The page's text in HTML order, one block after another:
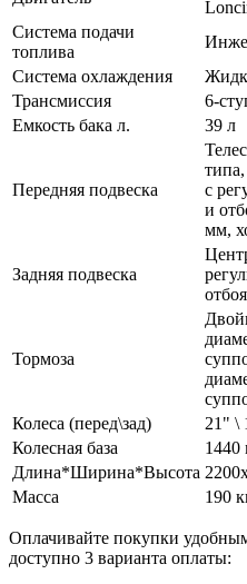
Система подачи
топлива
Система охлаждения
Трансмиссия
6-
Емкость бака л.
39 л
Передняя подвеска
с
и
мм,
Задняя подвеска
Тормоза
Колеса (перед\зад)
21" \
Колесная база
1440
Длина*Ширина*Высота
Масса
190
Оплачивайте покупки
доступно 3 варианта оплаты: